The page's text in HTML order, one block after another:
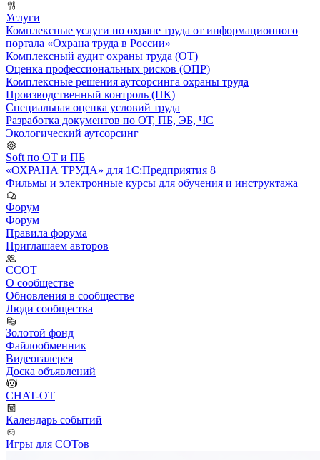
Услуги
Комплексные услуги по охране труда от информационного
портала «Охрана труда в России»
Комплексный аудит охраны труда (ОТ)
Оценка профессиональных рисков (ОПР)
Комплексные решения аутсорсинга охраны труда
Производственный контроль (ПК)
Специальная оценка условий труда
Разработка документов по ОТ, ПБ, ЭБ, ЧС
Экологический аутсорсинг
Soft по ОТ и ПБ
«ОХРАНА ТРУДА» для 1С:Предприятия 8
Фильмы и электронные курсы для обучения и инструктажа
Форум
Форум
Правила форума
Приглашаем авторов
ССОТ
О сообществе
Обновления в сообществе
Люди сообщества
Золотой фонд
Файлообменник
Видеогалерея
Доска объявлений
CHAT-OT
Календарь событий
Игры для СОТов